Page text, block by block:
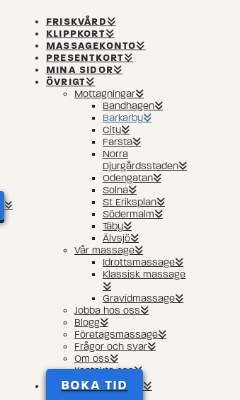
FRISKVÅRD
KLIPPKORT
MASSAGEKONTO
PRESENTKORT
MINA SIDOR
ÖVRIGT
Mottagningar
Bandhagen
Barkarby
City
Farsta
Norra
Djurgårdsstaden
Odengatan
Solna
St Eriksplan
Södermalm
Täby
Älvsjö
Vår massage
Idrottsmassage
Klassisk massage
Gravidmassage
Jobba hos oss
Blogg
Företagsmassage
Frågor och svar
Om oss
Kontakta oss
BOKA TID